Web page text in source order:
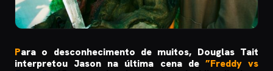
Para o desconhecimento de muitos, Douglas Tait
interpretou Jason na última cena de ”Freddy vs